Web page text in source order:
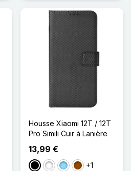
Housse Xiaomi 12T / 12T
Pro Simili Cuir à Lanière
13,99 €
NoirBlancBleu Clair
Marron
+1